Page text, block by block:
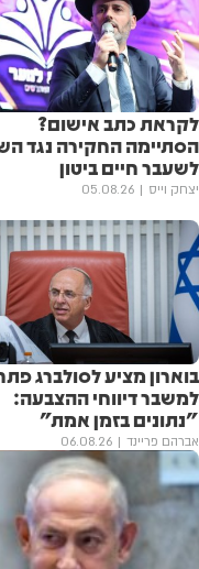
לקראת כתב אישום?
הסתיימה החקירה נגד
לשעבר חיים ביטון
יצחק וייס 05.08.26
בוארון מציע לסולברג
למשבר דיווחי ההצבעה:
"נתונים בזמן אמת"
אברהם פריינד 06.08.26